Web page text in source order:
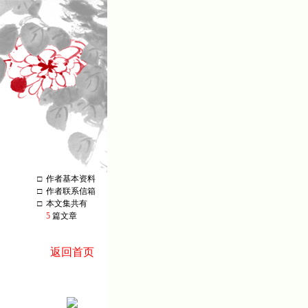
□ 作者基本资料
□ 作者联系信箱
□ 本文集共有
5 篇文章
返回首页